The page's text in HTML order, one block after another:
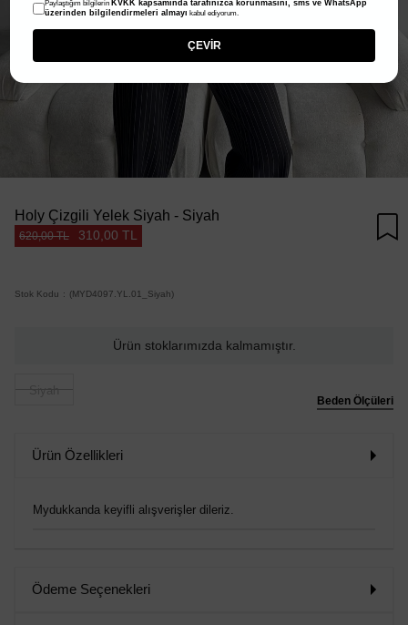
Holy Çizgili Yelek Siyah - Siyah
620,00 TL 310,00 TL
Stok Kodu (MYD4097.YL.01_Siyah)
Ürün stoklarımızda kalmamıştır.
Beden Ölçüleri
Ürün Özellikleri
Mydukkanda keyifli alışverişler dileriz.
Ödeme Seçenekleri
Paylaştığım bilgilerin KVKK kapsamında tarafınızca korunmasını, sms ve WhatsApp
üzerinden bilgilendirmeleri almayı kabul ediyorum.
ÇEVİR